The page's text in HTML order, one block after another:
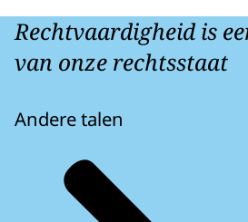
Rechtvaardigheid is
van onze rechtsstaat
Andere talen